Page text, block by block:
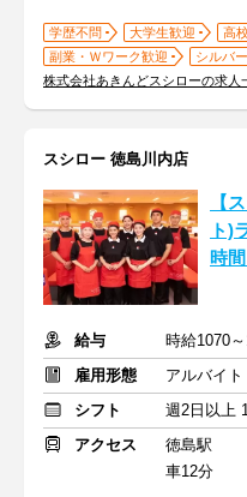
学歴不問 大学生歓迎
高
副業・Ｗワーク歓迎
シルバ
株式会社あきんどスシローの求人
スシロー 徳島川内店
【
ト)
時
給与
時給1070
雇用形態
アルバイト
シフト
週2日以上
アクセス
徳島駅
車12分